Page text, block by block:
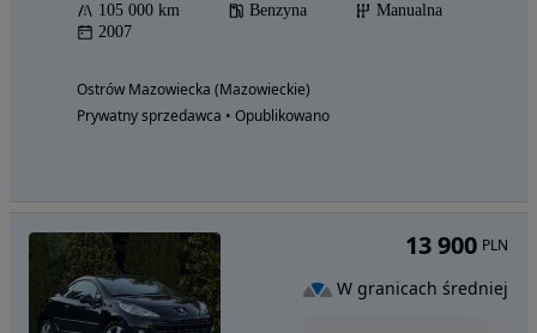
105 000 km Benzyna
Manualna
2007
Ostrów Mazowiecka (Mazowieckie)
Prywatny sprzedawca • Opublikowano
13 900 PLN
W granicach średniej